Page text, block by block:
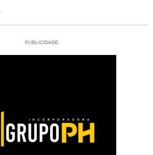
PUBLICIDADE